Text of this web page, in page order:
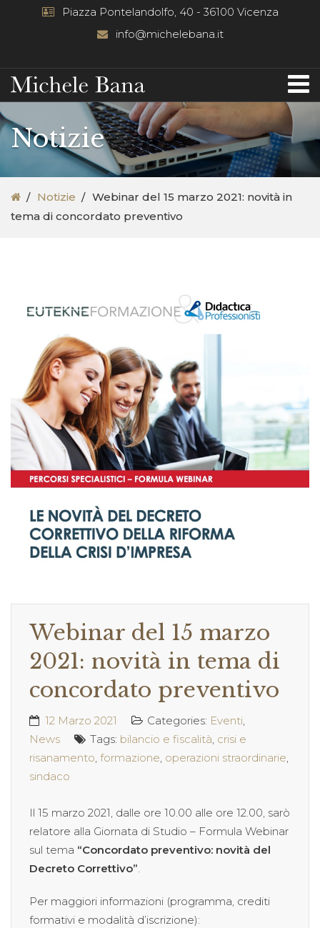
Piazza Pontelandolfo, 40 - 36100 Vicenza
info@michelebana.it
Notizie
Notizie
Webinar del 15 marzo 2021: novità in
tema di concordato preventivo
Webinar del 15 marzo
2021: novità in tema di
concordato preventivo
12 Marzo 2021 Categories: Eventi,
News
Tags: bilancio e fiscalità, crisi e
risanamento, formazione, operazioni straordinarie,
sindaco
Il 15 marzo 2021, dalle ore 10.00 alle ore 12.00, sarò
relatore alla Giornata di Studio – Formula Webinar
sul tema “Concordato preventivo: novità del
Decreto Correttivo”.
Per maggiori informazioni (programma, crediti
formativi e modalità d’iscrizione):